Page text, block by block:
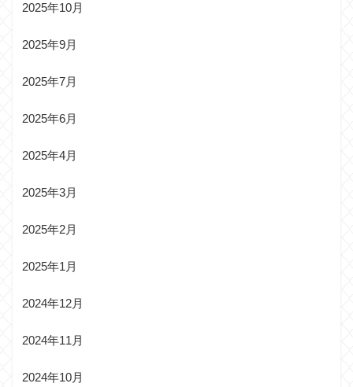
2025年10月
2025年9月
2025年7月
2025年6月
2025年4月
2025年3月
2025年2月
2025年1月
2024年12月
2024年11月
2024年10月